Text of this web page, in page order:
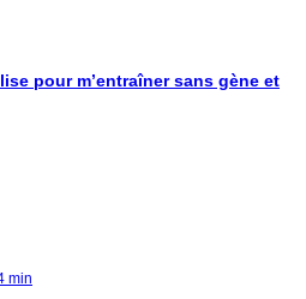
pour m’entraîner sans gène et
min